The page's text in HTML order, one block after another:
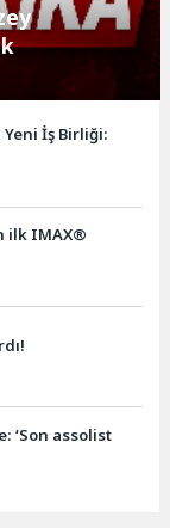
Yeni İş Birliği:
ilk IMAX®
‘Son assolist